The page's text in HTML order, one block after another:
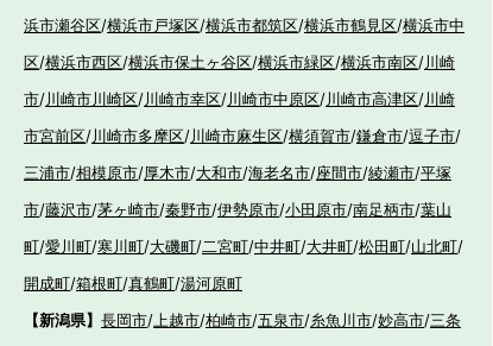
浜市瀬谷区/横浜市戸塚区/横浜市都筑区/横浜市鶴見区/横浜市中
区/横浜市西区/横浜市保土ヶ谷区/横浜市緑区/横浜市南区/川崎
市/川崎市川崎区/川崎市幸区/川崎市中原区/川崎市高津区/川崎
市宮前区/川崎市多摩区/川崎市麻生区/横須賀市/鎌倉市/逗子市/
三浦市/相模原市/厚木市/大和市/海老名市/座間市/綾瀬市/平塚
市/藤沢市/茅ヶ崎市/秦野市/伊勢原市/小田原市/南足柄市/葉山
町/愛川町/寒川町/大磯町/二宮町/中井町/大井町/松田町/山北町/
開成町/箱根町/真鶴町/湯河原町
【新潟県】 長岡市/上越市/柏崎市/五泉市/糸魚川市/妙高市/三条